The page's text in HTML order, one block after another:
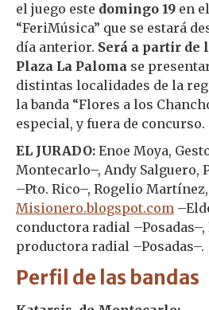
el juego este domingo 19 en
“FeriMúsica” que se estará
día anterior. Será a partir de
Plaza La Paloma se
distintas localidades de la
la banda “Flores a los
especial, y fuera de concurso.
EL JURADO: Enoe Moya,
Montecarlo–, Andy Salguero,
–Pto. Rico–, Rogelio
Misionero.blogspot.com
conductora radial –Posadas–,
productora radial –Posadas–.
Perfil de las bandas